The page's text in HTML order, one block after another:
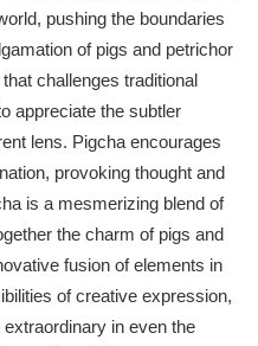
pushing the boundaries
of pigs and petrichor
challenges traditional
appreciate the subtler
lens. Pigcha encourages
provoking thought and
is a mesmerizing blend of
the charm of pigs and
fusion of elements in
of creative expression,
in even the